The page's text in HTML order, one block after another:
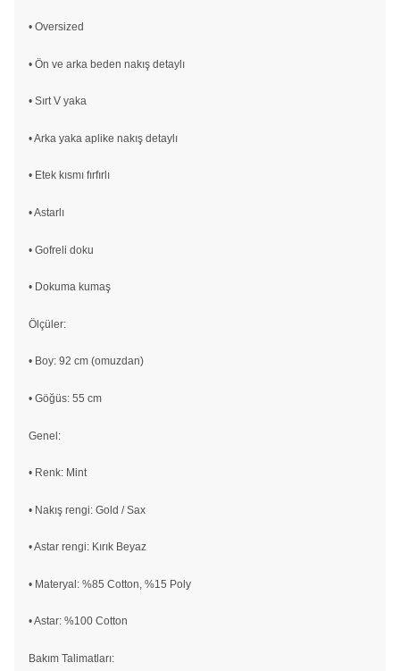
• Oversized
• Ön ve arka beden nakış detaylı
• Sırt V yaka
• Arka yaka aplike nakış detaylı
• Etek kısmı fırfırlı
• Astarlı
• Gofreli doku
• Dokuma kumaş
Ölçüler:
• Boy: 92 cm (omuzdan)
• Göğüs: 55 cm
Genel:
• Renk: Mint
• Nakış rengi: Gold / Sax
• Astar rengi: Kırık Beyaz
• Materyal: %85 Cotton, %15 Poly
• Astar: %100 Cotton
Bakım Talimatları: